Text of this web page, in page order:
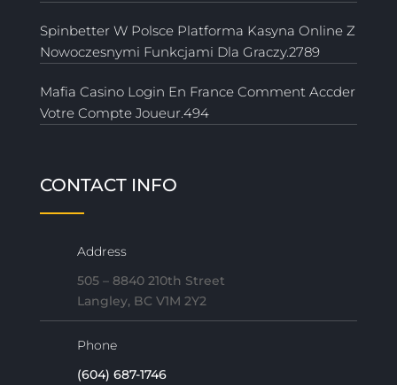
Spinbetter W Polsce Platforma Kasyna Online Z
Nowoczesnymi Funkcjami Dla Graczy.2789
Mafia Casino Login En France Comment Accder
Votre Compte Joueur.494
CONTACT INFO
Address
505 – 8840 210th Street
Langley, BC V1M 2Y2
Phone
(604) 687-1746